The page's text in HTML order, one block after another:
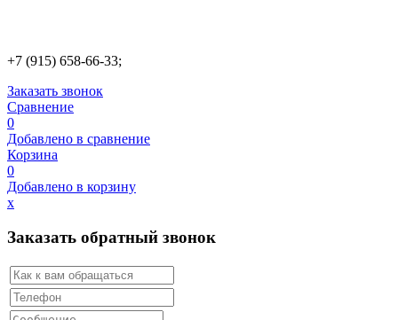
+7 (915) 658-66-33;
Заказать звонок
Сравнение
0
Добавлено в сравнение
Корзина
0
Добавлено в корзину
х
Заказать обратный звонок